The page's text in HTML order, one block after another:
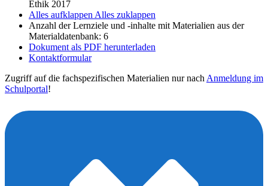
Ethik 2017
Alles aufklappen Alles zuklappen
Anzahl der Lernziele und -inhalte mit Materialien aus der
Materialdatenbank: 6
Dokument als PDF herunterladen
Kontaktformular
Zugriff auf die fachspezifischen Materialien nur nach Anmeldung im
Schulportal!